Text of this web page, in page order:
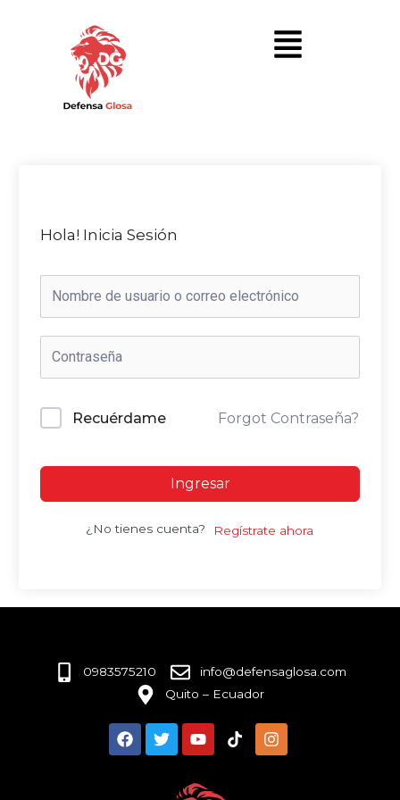
Hola! Inicia Sesión
Recuérdame Forgot Contraseña?
Ingresar
¿No tienes cuenta? Regístrate ahora
0983575210
info@defensaglosa.com
Quito – Ecuador